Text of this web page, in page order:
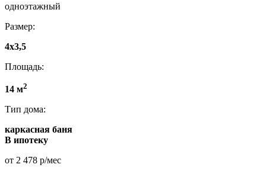
одноэтажный
Размер:
4x3,5
Площадь:
14 м2
Тип дома:
каркасная баня
В ипотеку
от 2 478 р/мес